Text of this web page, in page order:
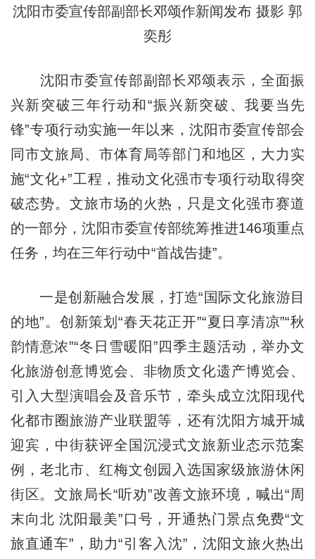
沈阳市委宣传部副部长邓颂作新闻发布 摄影 郭
奕彤
沈阳市委宣传部副部长邓颂表示，全面振
兴新突破三年行动和“振兴新突破、我要当先
锋”专项行动实施一年以来，沈阳市委宣传部会
同市文旅局、市体育局等部门和地区，大力实
施“文化+”工程，推动文化强市专项行动取得突
破态势。文旅市场的火热，只是文化强市赛道
的一部分，沈阳市委宣传部统筹推进146项重点
任务，均在三年行动中“首战告捷”。
一是创新融合发展，打造“国际文化旅游目
的地”。创新策划“春天花正开”“夏日享清凉”“秋
韵情意浓”“冬日雪暖阳”四季主题活动，举办文
化旅游创意博览会、非物质文化遗产博览会、
引入大型演唱会及音乐节，牵头成立沈阳现代
化都市圈旅游产业联盟等，还有沈阳方城开城
迎宾，中街获评全国沉浸式文旅新业态示范案
例，老北市、红梅文创园入选国家级旅游休闲
街区。文旅局长“听劝”改善文旅环境，喊出“周
末向北 沈阳最美”口号，开通热门景点免费“文
旅直通车”，助力“引客入沈”，沈阳文旅火热出